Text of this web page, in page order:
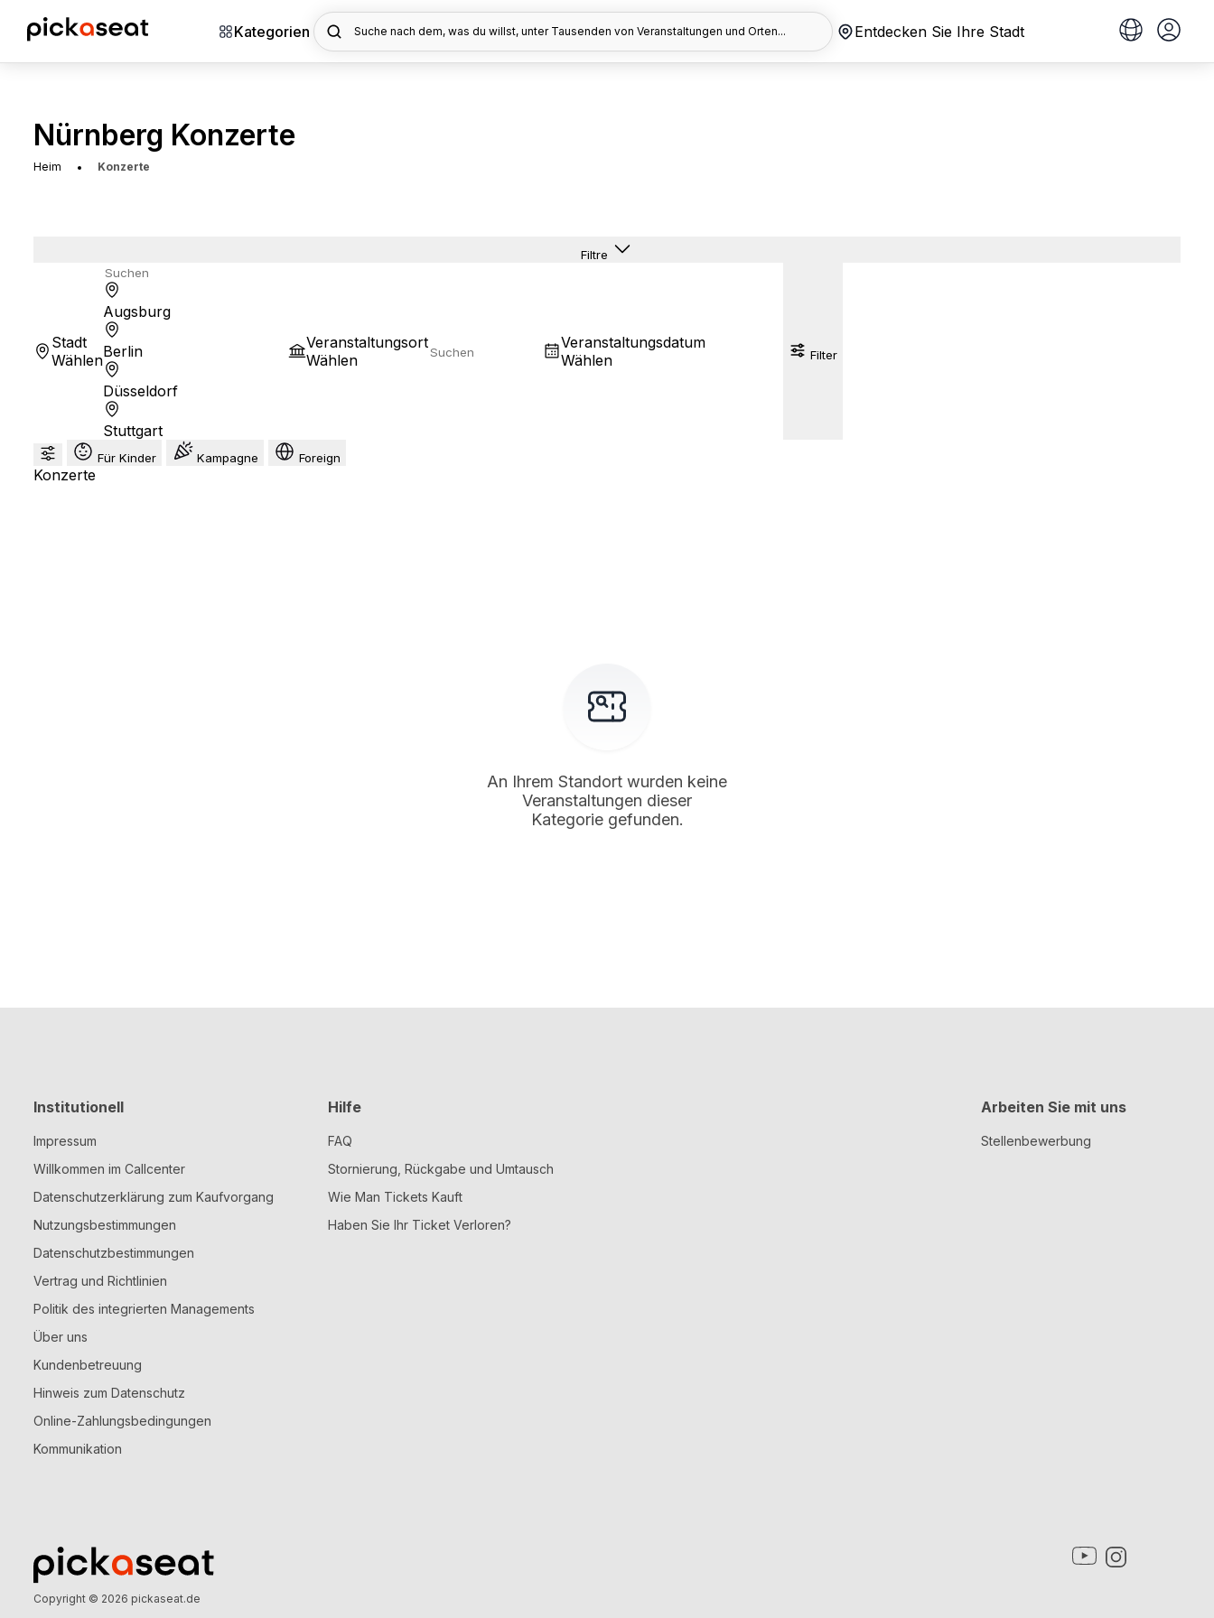
Kategorien Suche nach dem, was du willst, unter Tausenden von Veranstaltungen und Orten... Entdecken Sie Ihre Stadt
Nürnberg Konzerte
Heim Konzerte
Filtre
Stadt
Wählen
Augsburg
Berlin
Düsseldorf
Stuttgart
Veranstaltungsort
Wählen
Veranstaltungsdatum
Wählen
Filter
Für Kinder Kampagne Foreign
Konzerte
An Ihrem Standort wurden keine
Veranstaltungen dieser
Kategorie gefunden.
Institutionell
Impressum
Willkommen im Callcenter
Datenschutzerklärung zum Kaufvorgang
Nutzungsbestimmungen
Datenschutzbestimmungen
Vertrag und Richtlinien
Politik des integrierten Managements
Über uns
Kundenbetreuung
Hinweis zum Datenschutz
Online-Zahlungsbedingungen
Kommunikation
Hilfe
FAQ
Stornierung, Rückgabe und Umtausch
Wie Man Tickets Kauft
Haben Sie Ihr Ticket Verloren?
Arbeiten Sie mit uns
Stellenbewerbung
Copyright © 2026 pickaseat.de